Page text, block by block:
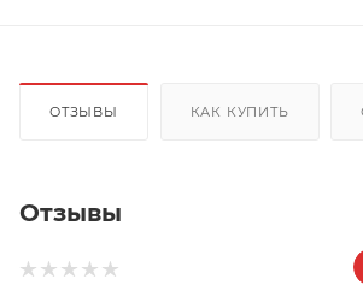
ОТЗЫВЫ КАК КУПИТЬ
Отзывы